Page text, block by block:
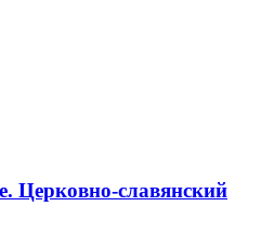
Церковно-славянский